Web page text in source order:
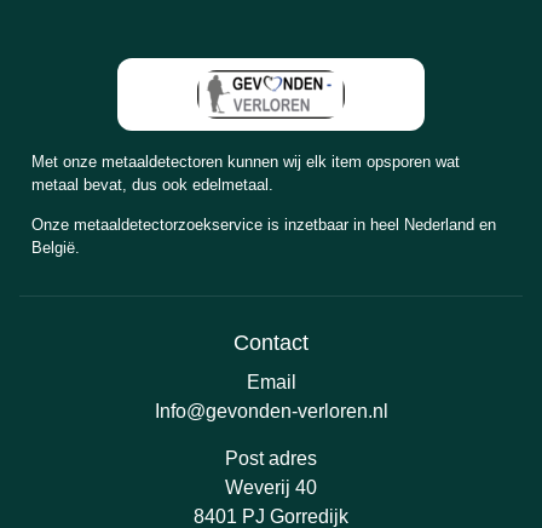
Met onze metaaldetectoren kunnen wij elk item opsporen wat
metaal bevat, dus ook edelmetaal.
Onze metaaldetectorzoekservice is inzetbaar in heel Nederland en
België.
Contact
Email
Info@gevonden-verloren.nl
Post adres
Weverij 40
8401 PJ Gorredijk